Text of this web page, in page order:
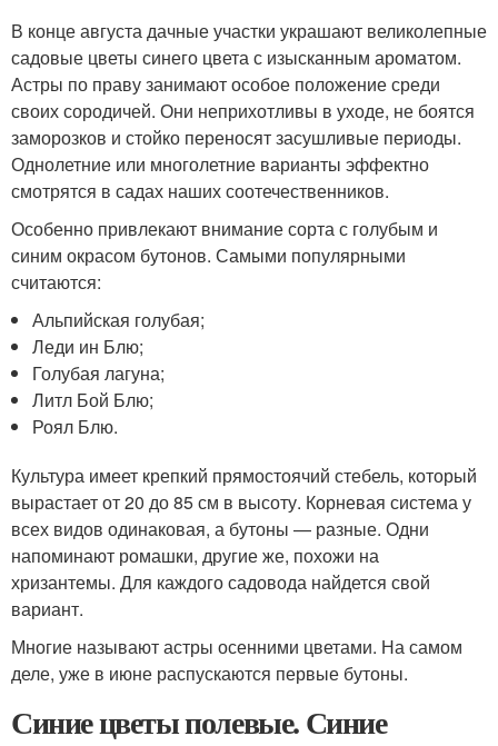
В конце августа дачные участки украшают великолепные
садовые цветы синего цвета с изысканным ароматом.
Астры по праву занимают особое положение среди
своих сородичей. Они неприхотливы в уходе, не боятся
заморозков и стойко переносят засушливые периоды.
Однолетние или многолетние варианты эффектно
смотрятся в садах наших соотечественников.
Особенно привлекают внимание сорта с голубым и
синим окрасом бутонов. Самыми популярными
считаются:
Альпийская голубая;
Леди ин Блю;
Голубая лагуна;
Литл Бой Блю;
Роял Блю.
Культура имеет крепкий прямостоячий стебель, который
вырастает от 20 до 85 см в высоту. Корневая система у
всех видов одинаковая, а бутоны — разные. Одни
напоминают ромашки, другие же, похожи на
хризантемы. Для каждого садовода найдется свой
вариант.
Многие называют астры осенними цветами. На самом
деле, уже в июне распускаются первые бутоны.
Синие цветы полевые. Синие